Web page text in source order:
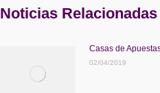
Noticias Relacionadas
Casas de
02/04/2019